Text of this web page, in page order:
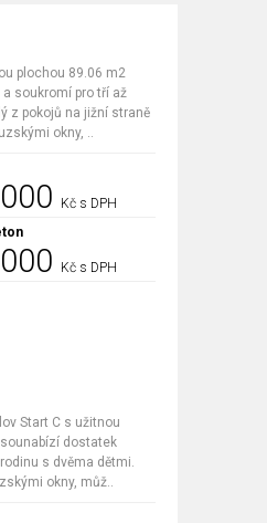
plochou 89.06 m2
soukromí pro tří až
z pokojů na jižní straně
okny, ..
Kč s DPH
Kč s DPH
Start C s užitnou
dostatek
s dvěma dětmi.
okny, můž..